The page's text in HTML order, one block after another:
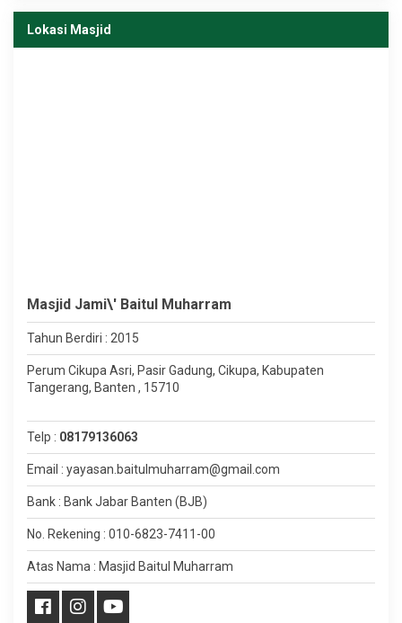
Lokasi Masjid
Masjid Jami\' Baitul Muharram
Tahun Berdiri : 2015
Perum Cikupa Asri, Pasir Gadung, Cikupa, Kabupaten
Tangerang, Banten , 15710
Telp : 08179136063
Email : yayasan.baitulmuharram@gmail.com
Bank : Bank Jabar Banten (BJB)
No. Rekening : 010-6823-7411-00
Atas Nama : Masjid Baitul Muharram